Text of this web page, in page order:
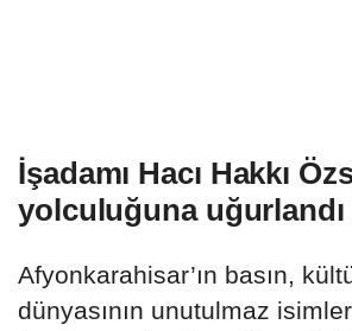
İşadamı Hacı Hakkı
yolculuğuna uğurlandı
Afyonkarahisar’ın basın,
dünyasının unutulmaz